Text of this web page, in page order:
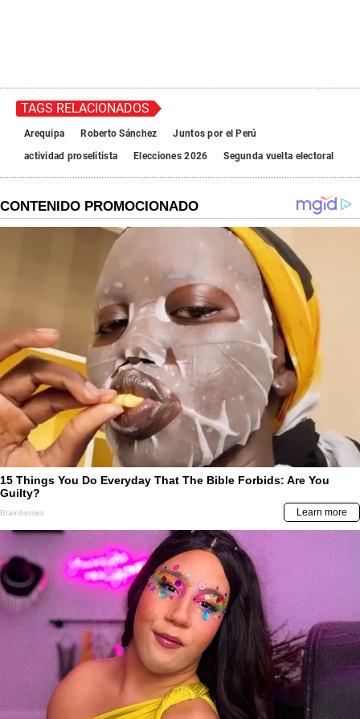
TAGS RELACIONADOS
Arequipa Roberto Sánchez
Juntos por el Perú
actividad proselitista
Elecciones 2026 Segunda vuelta electoral